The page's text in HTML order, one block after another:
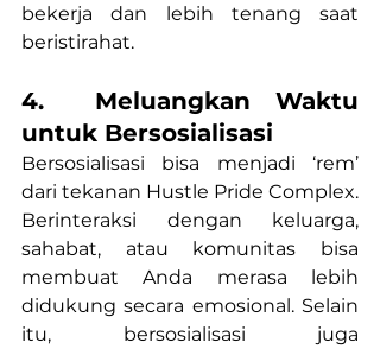
bekerja dan lebih tenang saat
beristirahat.
4.  Meluangkan Waktu
untuk Bersosialisasi
Bersosialisasi bisa menjadi ‘rem’
dari tekanan Hustle Pride Complex.
Berinteraksi dengan keluarga,
sahabat, atau komunitas bisa
membuat Anda merasa lebih
didukung secara emosional. Selain
itu, bersosialisasi juga